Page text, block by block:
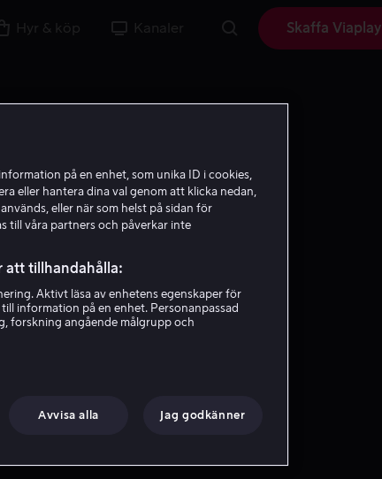
Hyr & köp Kanaler Skaffa Viaplay
på en enhet, som unika ID i cookies,
eller hantera dina val genom att klicka nedan,
eller när som helst på sidan för
till våra partners och påverkar inte
att tillhandahålla:
Aktivt läsa av enhetens egenskaper för
information på en enhet. Personanpassad
forskning angående målgrupp och
Avvisa alla Jag godkänner